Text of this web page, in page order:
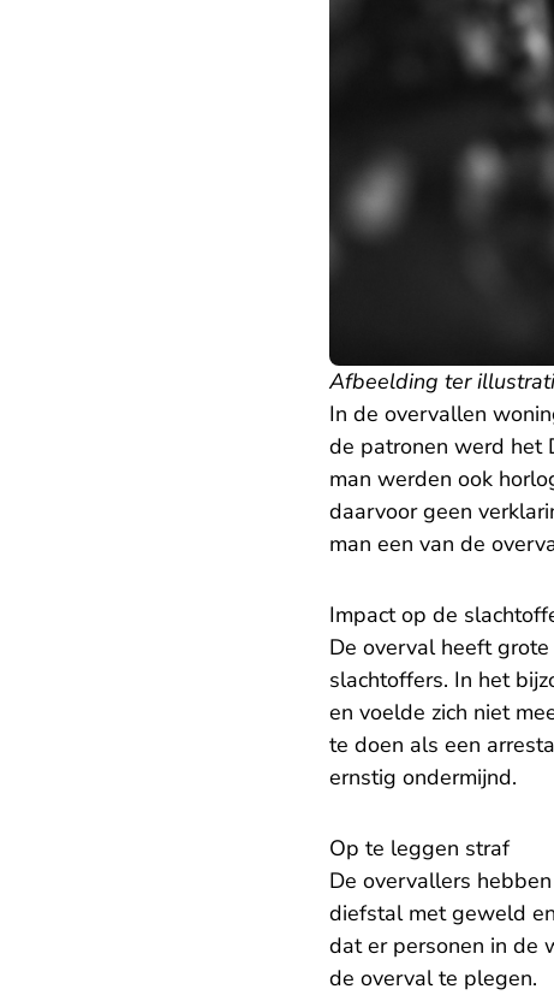
Afbeelding ter
In de overvallen
de patronen werd het
man werden ook
daarvoor geen
man een van de
Impact op de
De overval heeft
slachtoffers. In het
en voelde zich niet
te doen als een
ernstig ondermijnd.
Op te leggen straf
De overvallers
diefstal met geweld
dat er personen in de
de overval te plegen.